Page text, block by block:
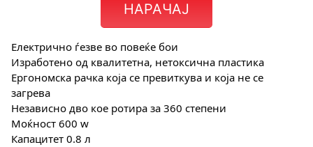
НАРАЧАЈ
Електрично ѓезве во повеќе бои
Изработено од квалитетна, нетоксична пластика
Ергономска рачка која се превиткува и која не се
загрева
Независно дво кое ротира за 360 степени
Моќност 600 w
Капацитет 0.8 л